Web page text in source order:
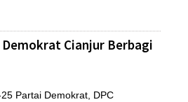
Cianjur Berbagi
Partai Demokrat, DPC